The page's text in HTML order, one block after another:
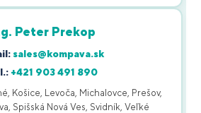
Peter Prekop
sales@kompava.sk
+421 903 491 890
Košice, Levoča, Michalovce, Prešov,
Spišská Nová Ves, Svidník, Veľké